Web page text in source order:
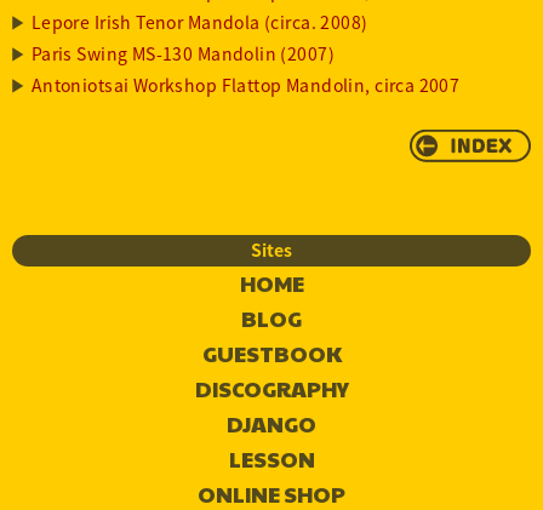
Lepore Irish Tenor Mandola (circa. 2008)
Paris Swing MS-130 Mandolin (2007)
Antoniotsai Workshop Flattop Mandolin, circa 2007
Sites
HOME
BLOG
GUESTBOOK
DISCOGRAPHY
DJANGO
LESSON
ONLINE SHOP